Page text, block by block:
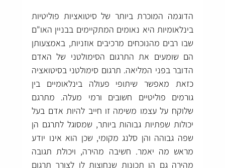
הדוגמה המוכרת ביותר של סיטואציות פוליטיות
בינלאומיות היא נאומים המתקיימים בבניין האו"ם
שבו רבים מהנוכחים מרכיבים אוזניות, באמצעותן
הם שומעים את התרגום הסימולטני של האדם
הדובר בפני המליאה. תרגום סימולטני בסיטואציה
כזאת מאפשר שיתופי פעולה בינלאומיים בין
גורמים פוליטיים חשובים ורמי מעלה. מתרגם
שלוקח על עצמו משימה זו חייב להיות אדם בעל
יכולות שפתיות גבוהות ביותר, שמסוגל לתרגם הן
שפה גבוהה והן סלנג מקומי, שכן הוא אינו יודע
מראש מה יאמר. חשיבה מהירה, ויכולת תגובה
מהירה גם הן תכונות שנחוצות לו לצורך תרגום